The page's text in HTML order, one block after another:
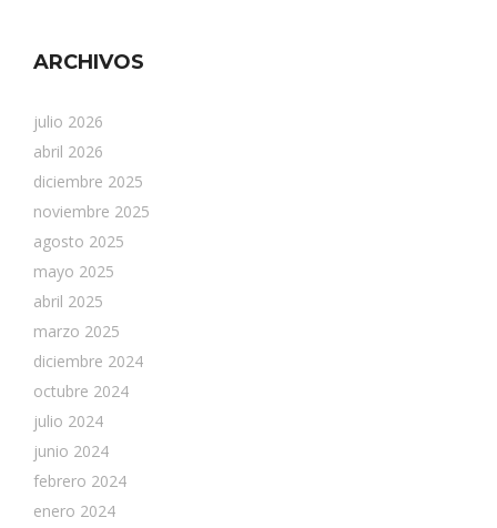
ARCHIVOS
julio 2026
abril 2026
diciembre 2025
noviembre 2025
agosto 2025
mayo 2025
abril 2025
marzo 2025
diciembre 2024
octubre 2024
julio 2024
junio 2024
febrero 2024
enero 2024